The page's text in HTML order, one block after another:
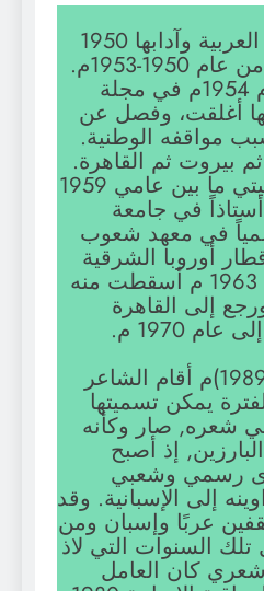
تخرج بشهادة اللغة العربية وآدابها 1950
م، واشتغل مدرسا من عام 1950-1953م.
مارس الصحافة عام 1954م في مجلة
أغلقت، وفصل عن
مواقفه الوطنية.
بيروت ثم القاهرة.
وزار الاتحاد السوفييتي ما بين عامي 1959
أستاذاً في جامعة
في معهد شعوب
أوروبا الشرقية
والغربية. وفي سنة 1963 م أسقطت منه
إلى القاهرة
وفي الفترة (1980-1989)م أقام الشاعر
يمكن تسميتها
في شعره, صار وكأنه
إذ أصبح
رسمي وشعبي
إلى الإسبانية. وقد
عربًا وإسبان ومن
تلك السنوات التي لاذ
كان العامل